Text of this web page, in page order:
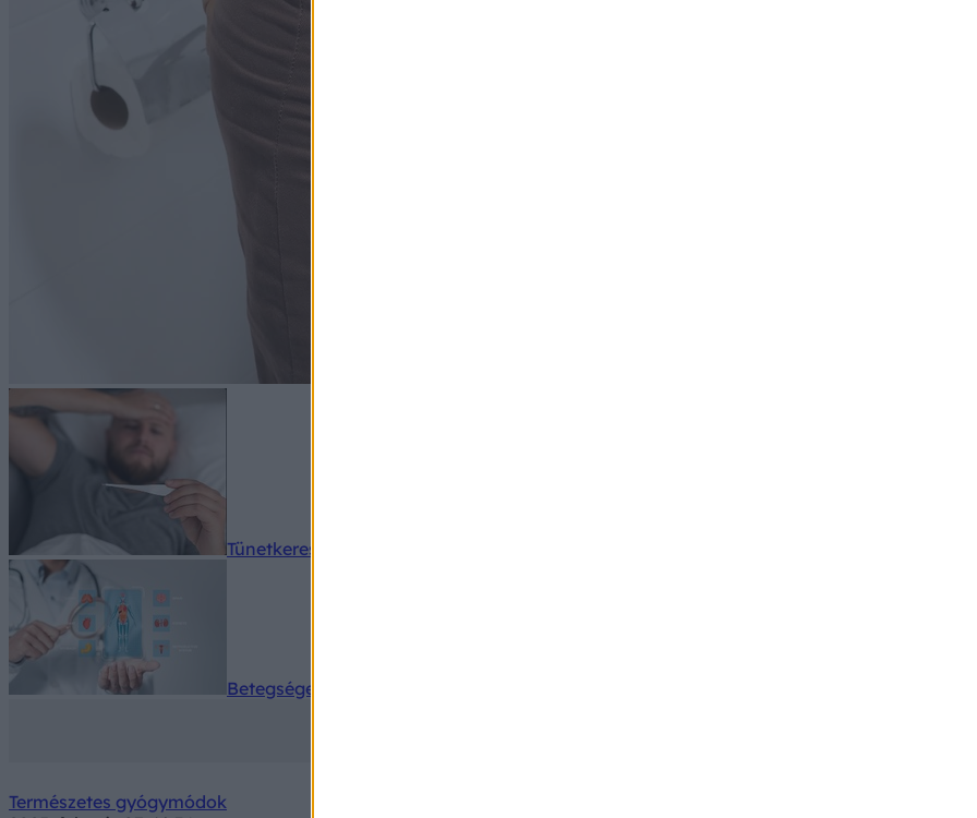
Tünetkereső
Betegségek A-Z
Természetes gyógymódok